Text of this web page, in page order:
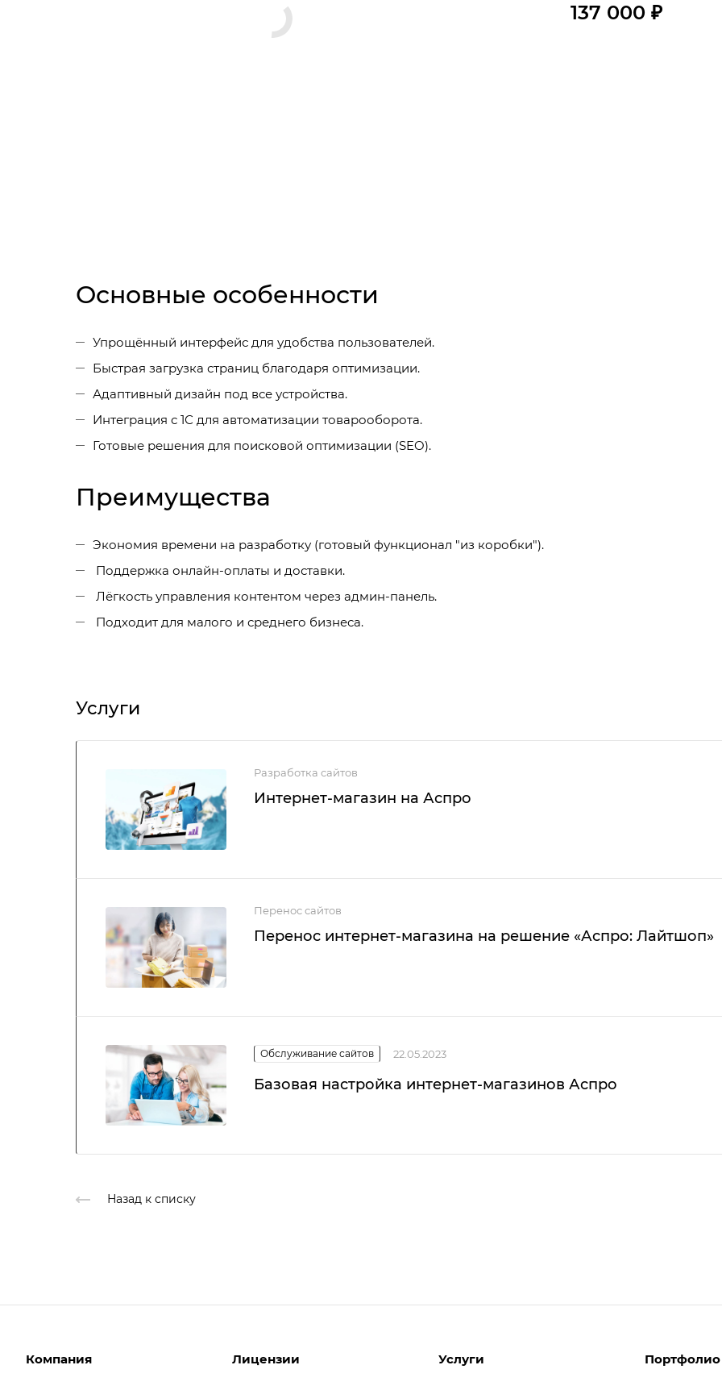
137 000 ₽
Основные особенности
Упрощённый интерфейс для удобства пользователей.
Быстрая загрузка страниц благодаря оптимизации.
Адаптивный дизайн под все устройства.
Интеграция с 1С для автоматизации товарооборота.
Готовые решения для поисковой оптимизации (SEO).
Преимущества
Экономия времени на разработку (готовый функционал "из коробки").
Поддержка онлайн-оплаты и доставки.
Лёгкость управления контентом через админ-панель.
Подходит для малого и среднего бизнеса.
Услуги
Разработка сайтов
Интернет-магазин на Аспро
Перенос сайтов
Перенос интернет-магазина на решение «Аспро: Лайтшоп»
Обслуживание сайтов 22.05.2023
Базовая настройка интернет-магазинов Аспро
Назад к списку
Компания Лицензии Услуги Портфолио